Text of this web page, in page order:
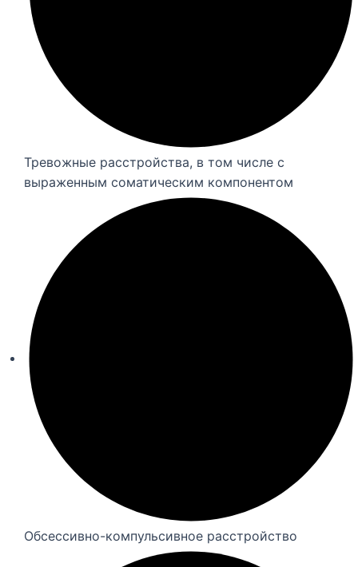
Тревожные расстройства, в том числе с
выраженным соматическим компонентом
Обсессивно-компульсивное расстройство